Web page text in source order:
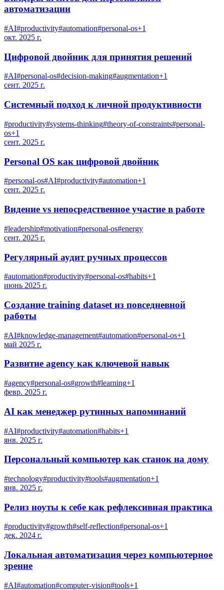
автоматизации
#AI#productivity#automation#personal-os+1
окт. 2025 г.
Цифровой двойник для принятия решений
#AI#personal-os#decision-making#augmentation+1
сент. 2025 г.
Системный подход к личной продуктивности
#productivity#systems-thinking#theory-of-constraints#personal-
os+1
сент. 2025 г.
Personal OS как цифровой двойник
#personal-os#AI#productivity#automation+1
сент. 2025 г.
Видение vs непосредственное участие в работе
#leadership#motivation#personal-os#energy
сент. 2025 г.
Регулярный аудит ручных процессов
#automation#productivity#personal-os#habits+1
июнь 2025 г.
Создание training dataset из повседневной
работы
#AI#knowledge-management#automation#personal-os+1
май 2025 г.
Развитие agency как ключевой навык
#agency#personal-os#growth#learning+1
февр. 2025 г.
AI как менеджер рутинных напоминаний
#AI#productivity#automation#habits+1
янв. 2025 г.
Персональный компьютер как станок на дому
#technology#productivity#tools#augmentation+1
янв. 2025 г.
Релиз ноуты к себе как рефлексивная практика
#productivity#growth#self-reflection#personal-os+1
дек. 2024 г.
Локальная автоматизация через компьютерное
зрение
#AI#automation#computer-vision#tools+1